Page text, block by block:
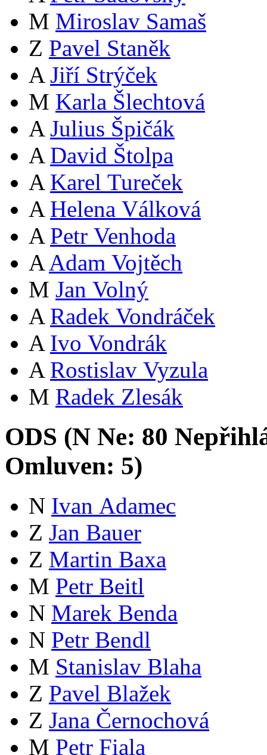
M Miroslav Samaš
Z Pavel Staněk
A Jiří Strýček
M Karla Šlechtová
A Julius Špičák
A David Štolpa
A Karel Tureček
A Helena Válková
A Petr Venhoda
A Adam Vojtěch
M Jan Volný
A Radek Vondráček
A Ivo Vondrák
A Rostislav Vyzula
M Radek Zlesák
ODS (N Ne: 80
Omluven: 5)
N Ivan Adamec
Z Jan Bauer
Z Martin Baxa
M Petr Beitl
N Marek Benda
N Petr Bendl
M Stanislav Blaha
Z Pavel Blažek
Z Jana Černochová
M Petr Fiala